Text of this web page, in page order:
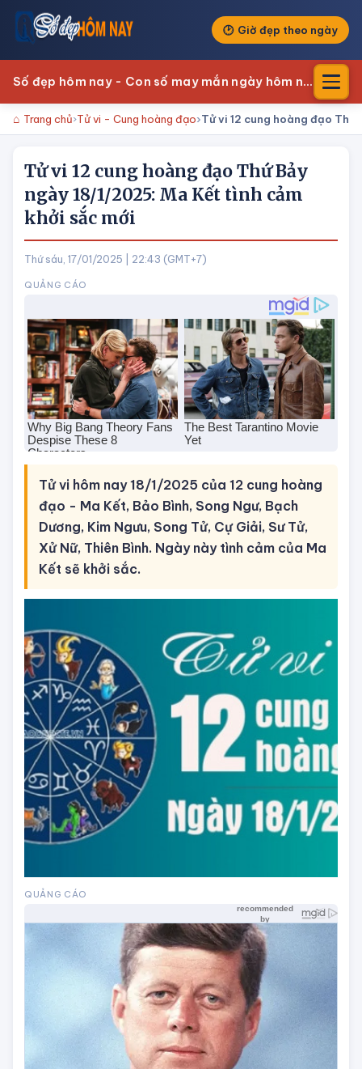
Giờ đẹp theo ngày
Số đẹp hôm nay - Con số may mắn ngày hôm nay
Trang chủ Tử vi - Cung hoàng đạo Tử vi 12 cung hoàng đạo
Tử vi 12 cung hoàng đạo Thứ Bảy
ngày 18/1/2025: Ma Kết tình cảm
khởi sắc mới
Thứ sáu, 17/01/2025 | 22:43 (GMT+7)
Tử vi hôm nay 18/1/2025 của 12 cung hoàng
đạo - Ma Kết, Bảo Bình, Song Ngư, Bạch
Dương, Kim Ngưu, Song Tử, Cự Giải, Sư Tử,
Kết sẽ khởi sắc.